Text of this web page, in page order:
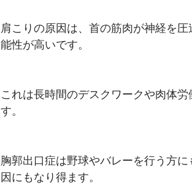
肩こりの原因は、首の筋肉が神経を
能性が高いです。
これは長時間のデスクワークや肉体
す。
胸郭出口症は野球やバレーを行う方
因にもなり得ます。